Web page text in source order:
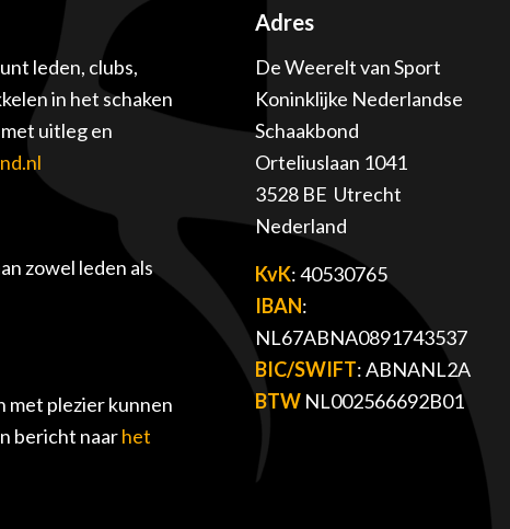
leden, clubs,
in het schaken
uitleg en
zowel leden als
met plezier kunnen
bericht naarhet
Adres
De Weerelt van Sport
Koninklijke Nederlandse
Schaakbond
Orteliuslaan 1041
3528 BE Utrecht
Nederland
KvK: 40530765
IBAN:
NL67ABNA0891743537
BIC/SWIFT: ABNANL2A
BTW NL002566692B01